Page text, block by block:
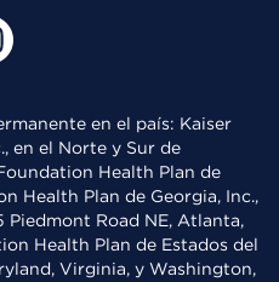
en el país: Kaiser
en el Norte y Sur de
Health Plan de
Health Plan de Georgia, Inc.,
Piedmont Road NE, Atlanta,
Health Plan de Estados del
Virginia, y Washington,